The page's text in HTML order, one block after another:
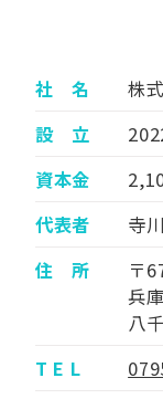
社 名
株
設 立
資本金
代表者
寺
住 所
〒
兵
八
T E L